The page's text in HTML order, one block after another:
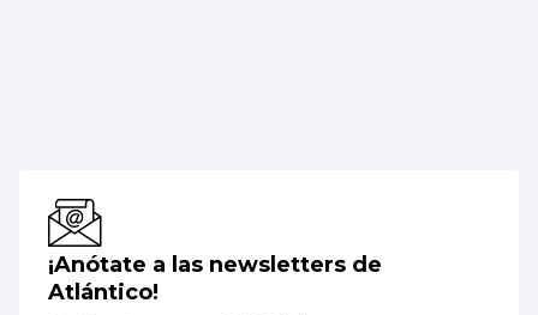
¡Anótate a las newsletters de
Atlántico!